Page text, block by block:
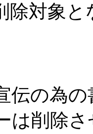
除対象と
伝の為の
は削除さ